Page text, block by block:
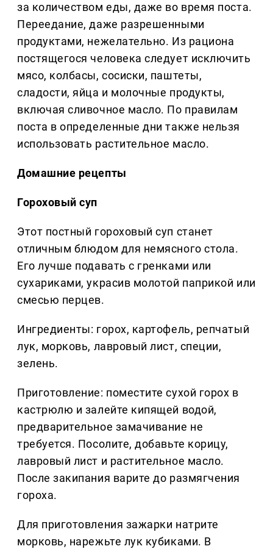
за количеством еды, даже во время поста.
Переедание, даже разрешенными
продуктами, нежелательно. Из рациона
постящегося человека следует исключить
мясо, колбасы, сосиски, паштеты,
сладости, яйца и молочные продукты,
включая сливочное масло. По правилам
поста в определенные дни также нельзя
использовать растительное масло.
Домашние рецепты
Гороховый суп
Этот постный гороховый суп станет
отличным блюдом для немясного стола.
Его лучше подавать с гренками или
сухариками, украсив молотой паприкой или
смесью перцев.
Ингредиенты: горох, картофель, репчатый
лук, морковь, лавровый лист, специи,
зелень.
Приготовление: поместите сухой горох в
кастрюлю и залейте кипящей водой,
предварительное замачивание не
требуется. Посолите, добавьте корицу,
лавровый лист и растительное масло.
После закипания варите до размягчения
гороха.
Для приготовления зажарки натрите
морковь, нарежьте лук кубиками. В